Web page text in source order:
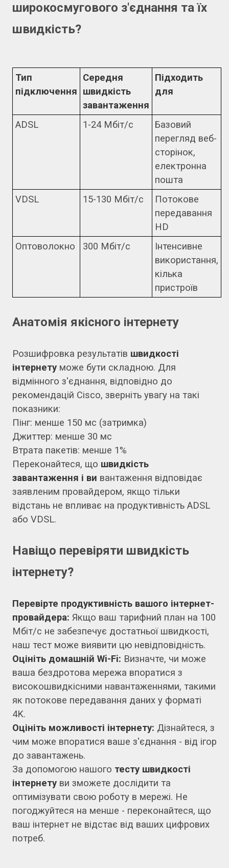
широкосмугового з'єднання та їх
швидкість?
Тип
підключення
Середня
швидкість
завантаження
Підходить
для
ADSL 1-24 Мбіт/с
Базовий
перегляд веб-
сторінок,
електронна
пошта
VDSL
15-130 Мбіт/с
Потокове
передавання
HD
Оптоволокно
300 Мбіт/с
Інтенсивне
використання,
кілька
пристроїв
Анатомія якісного інтернету
Розшифровка результатів швидкості
інтернету може бути складною. Для
відмінного з'єднання, відповідно до
рекомендацій Cisco, зверніть увагу на такі
показники:
Пінг: менше 150 мс (затримка)
Джиттер: менше 30 мс
Втрата пакетів: менше 1%
Переконайтеся, що швидкість
завантаження і ви вантаження відповідає
заявленим провайдером, якщо тільки
відстань не впливає на продуктивність ADSL
або VDSL.
Навіщо перевіряти швидкість
інтернету?
Перевірте продуктивність вашого інтернет-
провайдера: Якщо ваш тарифний план на 100
Мбіт/с не забезпечує достатньої швидкості,
наш тест може виявити цю невідповідність.
Оцініть домашній Wi-Fi: Визначте, чи може
ваша бездротова мережа впоратися з
високошвидкісними навантаженнями, такими
як потокове передавання даних у форматі
4K.
Оцініть можливості інтернету: Дізнайтеся, з
чим може впоратися ваше з'єднання - від ігор
до завантажень.
За допомогою нашого тесту швидкості
інтернету ви зможете дослідити та
оптимізувати свою роботу в мережі. Не
погоджуйтеся на менше - переконайтеся, що
ваш інтернет не відстає від ваших цифрових
потреб.